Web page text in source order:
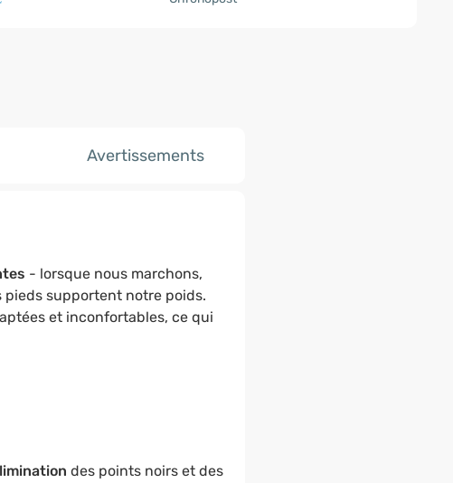
Avertissements
- lorsque nous marchons,
pieds supportent notre poids.
et inconfortables, ce qui
des points noirs et des